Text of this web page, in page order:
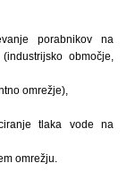
porabnikov na
območje,
omrežje),
tlaka vode na
omrežju.